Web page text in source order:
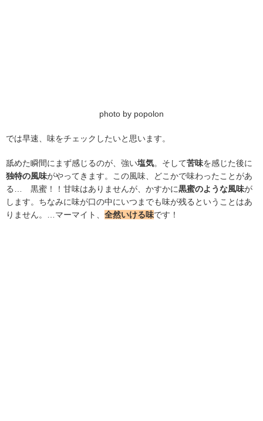
photo by popolon
では早速、味をチェックしたいと思います。
舐めた瞬間にまず感じるのが、強い塩気。そして苦味を感じた後に
独特の風味がやってきます。この風味、どこかで味わったことがあ
る… 黒蜜！！甘味はありませんが、かすかに黒蜜のような風味が
します。ちなみに味が口の中にいつまでも味が残るということはあ
りません。…マーマイト、 全然いける味です！